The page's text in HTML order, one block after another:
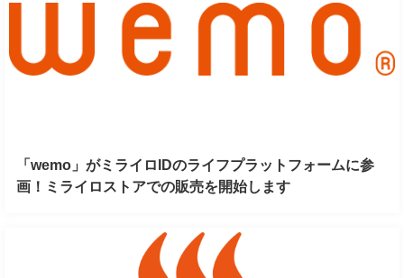
「wemo」がミライロIDのライフプラットフォームに参
画！ミライロストアでの販売を開始します